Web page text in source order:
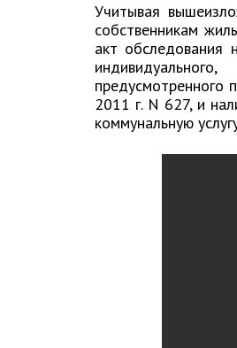
Учитывая
собственникам
акт обследования
предусмотренного
2011 г. N 627, и
коммунальную